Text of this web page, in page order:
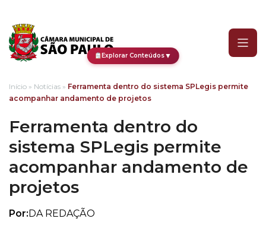
Explorar Conteúdos▼
Início » Notícias » Ferramenta dentro do sistema SPLegis permite
acompanhar andamento de projetos
Ferramenta dentro do
sistema SPLegis permite
acompanhar andamento de
projetos
Por:DA REDAÇÃO